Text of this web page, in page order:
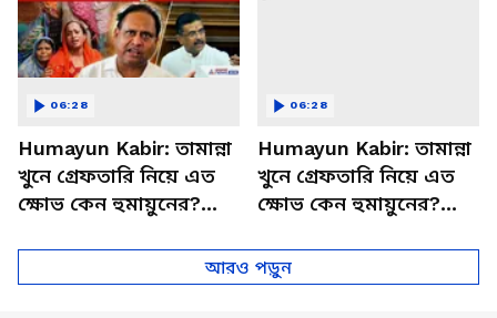
Humayun Kabir: তামান্না
খুনে গ্রেফতারি নিয়ে এত
ক্ষোভ কেন হুমায়ুনের?
06:28
Humayun Kabir: তামান্না
খুনে গ্রেফতারি নিয়ে এত
ক্ষোভ কেন হুমায়ুনের?
06:28
আরও পড়ুন